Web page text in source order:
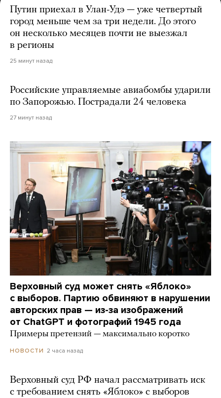
Путин приехал в Улан-Удэ — уже четвертый
город меньше чем за три недели. До этого
он несколько месяцев почти не выезжал
в регионы
25 минут назад
Российские управляемые авиабомбы ударили
по Запорожью. Пострадали 24 человека
27 минут назад
Верховный суд может снять «Яблоко»
с выборов. Партию обвиняют в нарушении
авторских прав — из-за изображений
от ChatGPT и фотографий 1945 года
Примеры претензий — максимально коротко
НОВОСТИ 2 часа назад
Верховный суд РФ начал рассматривать иск
с требованием снять «Яблоко» с выборов